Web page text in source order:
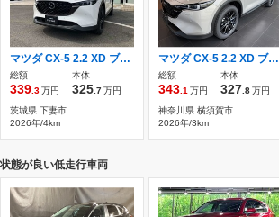
マツダ CX-5 2.2 XD ブラック セレクション ディーゼルターボ ハーフレザーシート 電動Rゲート
総額
339 .3万円
本体
325 .7万円
茨城県 下妻市
2026年/4km
マツダ CX-5 2.2 XD ブラック セレクション ディーゼルターボ 4WD 新車未登録 4WD 北海道 東北
総額
343 .1 万円
本体
327 .8万円
神奈川県 横須賀市
2026年/3km
状態が良い低走行車両